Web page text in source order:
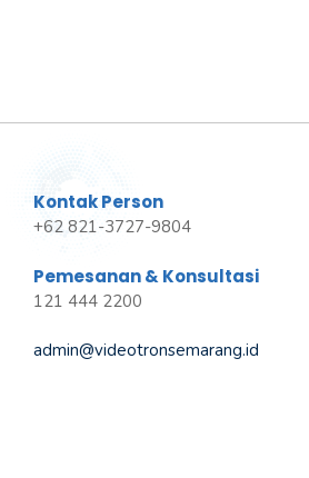
Kontak Person
+62 821-3727-9804
Pemesanan & Konsultasi
121 444 2200
admin@videotronsemarang.id